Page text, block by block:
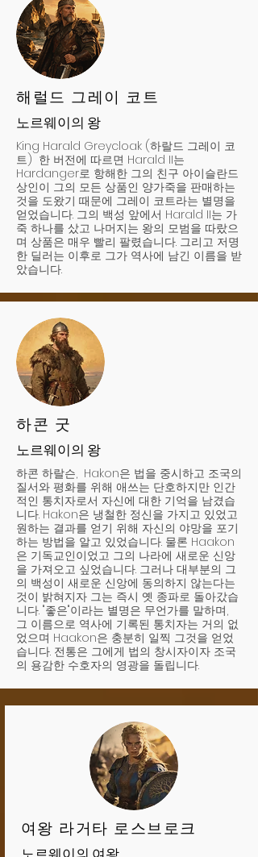
해럴드 그레이 코트
노르웨이의 왕
King Harald Greycloak (하랄드 그레이 코
트) 한 버전에 따르면 Harald II는
Hardanger로 항해한 그의 친구 아이슬란드
상인이 그의 모든 상품인 양가죽을 판매하는
것을 도왔기 때문에 그레이 코트라는 별명을
얻었습니다. 그의 백성 앞에서 Harald II는 가
죽 하나를 샀고 나머지는 왕의 모범을 따랐으
며 상품은 매우 빨리 팔렸습니다. 그리고 저명
한 딜러는 이후로 그가 역사에 남긴 이름을 받
았습니다.
하콘 굿
노르웨이의 왕
하콘 하랄슨, Hakon은 법을 중시하고 조국의
질서와 평화를 위해 애쓰는 단호하지만 인간
적인 통치자로서 자신에 대한 기억을 남겼습
니다. Hakon은 냉철한 정신을 가지고 있었고
원하는 결과를 얻기 위해 자신의 야망을 포기
하는 방법을 알고 있었습니다. 물론 Haakon
은 기독교인이었고 그의 나라에 새로운 신앙
을 가져오고 싶었습니다. 그러나 대부분의 그
의 백성이 새로운 신앙에 동의하지 않는다는
것이 밝혀지자 그는 즉시 옛 종파로 돌아갔습
니다. "좋은"이라는 별명은 무언가를 말하며,
그 이름으로 역사에 기록된 통치자는 거의 없
었으며 Haakon은 충분히 일찍 그것을 얻었
습니다. 전통은 그에게 법의 창시자이자 조국
의 용감한 수호자의 영광을 돌립니다.
여왕 라거타 로스브로크